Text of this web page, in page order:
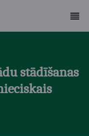
stādīšanas